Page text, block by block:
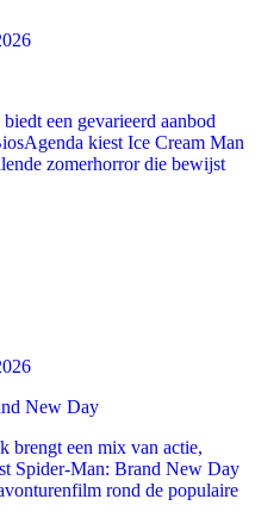
een gevarieerd aanbod
kiest Ice Cream Man
zomerhorror die bewijst
New Day
brengt een mix van actie,
Spider-Man: Brand New Day
rond de populaire